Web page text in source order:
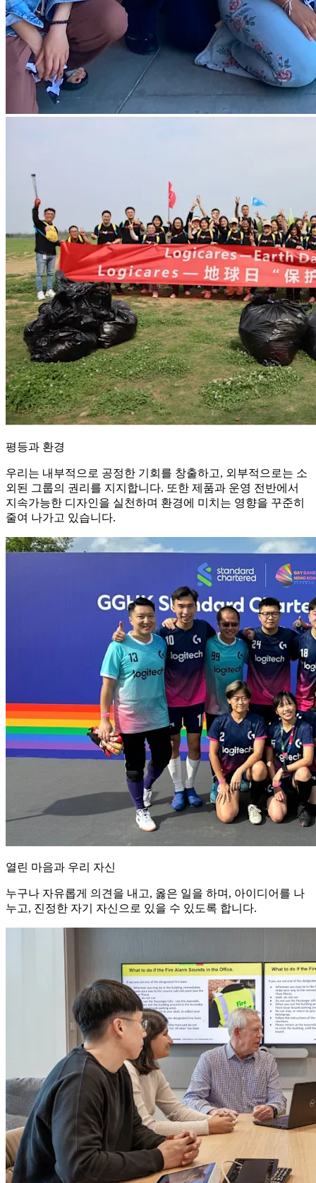
평등과 환경
우리는 내부적으로 공정한 기회를 창출하고, 외부적으로는 소
외된 그룹의 권리를 지지합니다. 또한 제품과 운영 전반에서
지속가능한 디자인을 실천하며 환경에 미치는 영향을 꾸준히
줄여 나가고 있습니다.
열린 마음과 우리 자신
누구나 자유롭게 의견을 내고, 옳은 일을 하며, 아이디어를 나
누고, 진정한 자기 자신으로 있을 수 있도록 합니다.